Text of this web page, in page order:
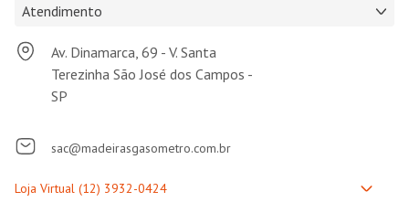
Atendimento
Av. Dinamarca, 69 - V. Santa
Terezinha São José dos Campos -
SP
sac@madeirasgasometro.com.br